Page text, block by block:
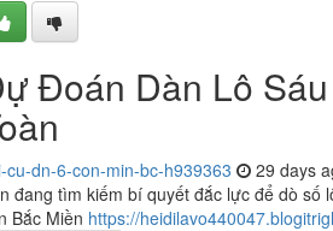
Đoán Dàn Lô
cu-dn-6-con-min-bc-h939363 29 days
đang tìm kiếm bí quyết đắc lực để dò số
Bắc Miền https://